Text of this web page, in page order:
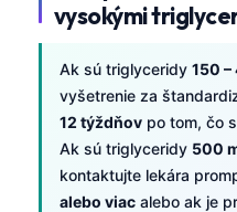
vysokými
Ak sú triglyceridy 150
vyšetrenie za
12 týždňov po tom, čo
Ak sú triglyceridy 500
kontaktujte lekára
alebo viac alebo ak je
Bahasa Melayu
Tiếng Việt
Tagalog
ไทย
ភាសាខ្មែរ